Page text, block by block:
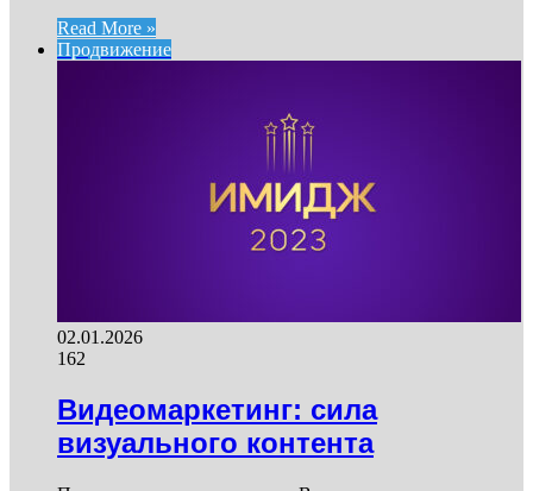
Read More »
Продвижение
02.01.2026
162
Видеомаркетинг: сила
визуального контента